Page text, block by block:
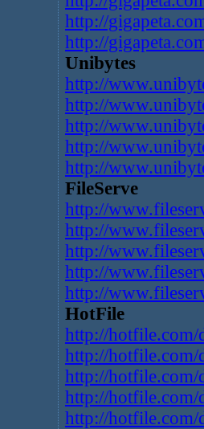
http://
http://
Unibytes
http://
http://
http://
http://
http://
FileServe
http://
http://
http://
http://
http://
HotFile
http://
http://
http://
http://
http://